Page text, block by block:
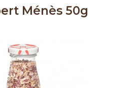
Ménès 50g